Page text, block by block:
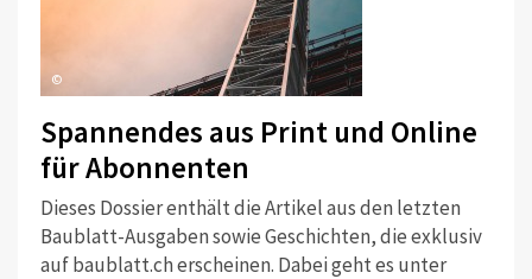
©
Spannendes aus Print und Online
für Abonnenten
Dieses Dossier enthält die Artikel aus den letzten
Baublatt-Ausgaben sowie Geschichten, die exklusiv
auf baublatt.ch erscheinen. Dabei geht es unter